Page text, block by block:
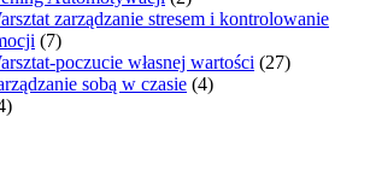
zarządzanie stresem i kontrolowanie
(7)
poczucie własnej wartości (27)
sobą w czasie (4)